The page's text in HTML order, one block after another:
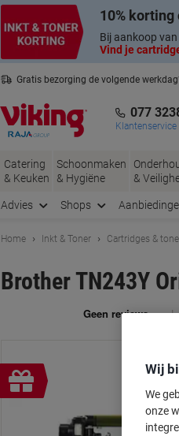
10%
Bij aankoop
Vind je
Gratis bezorging de volgende
077
Klantenservice
Catering
& Keuken
Schoonmaken
& Hygiëne
&
Advies Shops
Home Inkt & Toner Cartridges &
Brother TN243Y
Geschenk Wij
We
onze